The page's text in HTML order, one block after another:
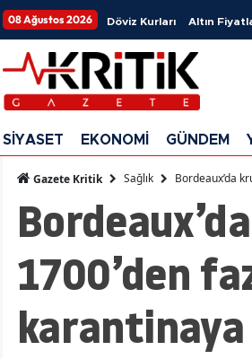
08 Ağustos 2026 Döviz Kurları Altın
SİYASET EKONOMİ GÜNDEM
Gazete Kritik Sağlık Bordeaux’da
1700’den
karantinaya